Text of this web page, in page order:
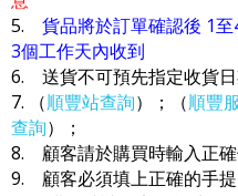
5. 貨品將於訂單確認後 1
3個工作天內收到
6. 送貨不可預先指定收貨
7. （順豐站查詢）；（順豐
查詢）；
8. 顧客請於購買時輸入正
9. 顧客必須填上正確的手